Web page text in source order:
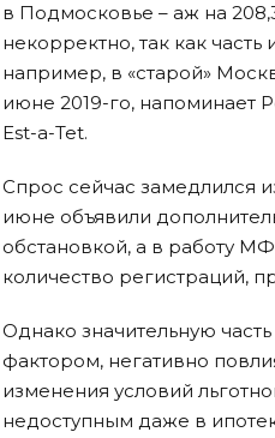
в Подмосковье – аж на
некорректно, так как
например, в «старой»
июне 2019-го, напоминает
Est-a-Tet.
Спрос сейчас замедлился
июне объявили
обстановкой, а в работу
количество регистраций,
Однако значительную
фактором, негативно
изменения условий
недоступным даже в